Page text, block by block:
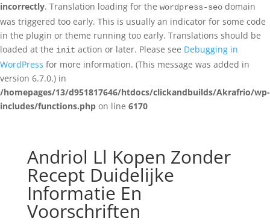
incorrectly. Translation loading for the wordpress-seo domain
was triggered too early. This is usually an indicator for some code
in the plugin or theme running too early. Translations should be
loaded at the init action or later. Please see Debugging in
WordPress for more information. (This message was added in
version 6.7.0.) in
/homepages/13/d951817646/htdocs/clickandbuilds/Akrafrio/wp-
includes/functions.php on line 6170
Andriol Ll Kopen Zonder
Recept Duidelijke
Informatie En
Voorschriften